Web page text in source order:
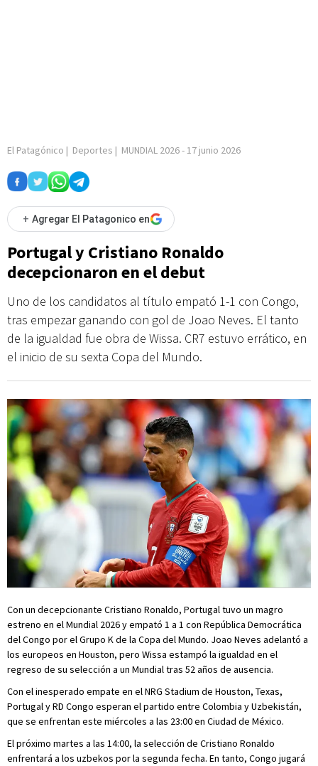
El Patagónico | Deportes | MUNDIAL 2026- 17 junio 2026
+ Agregar El Patagonico en
Portugal y Cristiano Ronaldo
decepcionaron en el debut
Uno de los candidatos al título empató 1-1 con Congo,
tras empezar ganando con gol de Joao Neves. El tanto
de la igualdad fue obra de Wissa. CR7 estuvo errático, en
el inicio de su sexta Copa del Mundo.
Con un decepcionante Cristiano Ronaldo, Portugal tuvo un magro
estreno en el Mundial 2026 y empató 1 a 1 con República Democrática
del Congo por el Grupo K de la Copa del Mundo. Joao Neves adelantó a
los europeos en Houston, pero Wissa estampó la igualdad en el
regreso de su selección a un Mundial tras 52 años de ausencia.
Con el inesperado empate en el NRG Stadium de Houston, Texas,
Portugal y RD Congo esperan el partido entre Colombia y Uzbekistán,
que se enfrentan este miércoles a las 23:00 en Ciudad de México.
El próximo martes a las 14:00, la selección de Cristiano Ronaldo
enfrentará a los uzbekos por la segunda fecha. En tanto, Congo jugará